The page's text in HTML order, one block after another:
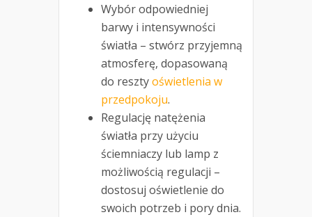
Wybór odpowiedniej
barwy i intensywności
światła – stwórz przyjemną
atmosferę, dopasowaną
do resztyoświetlenia w
przedpokoju.
Regulację natężenia
światła przy użyciu
ściemniaczy lub lamp z
możliwością regulacji –
dostosuj oświetlenie do
swoich potrzeb i pory dnia.